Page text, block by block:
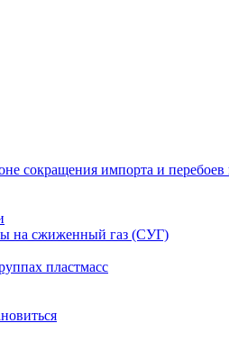
сокращения импорта и перебоев
на сжиженный газ (СУГ)
пластмасс